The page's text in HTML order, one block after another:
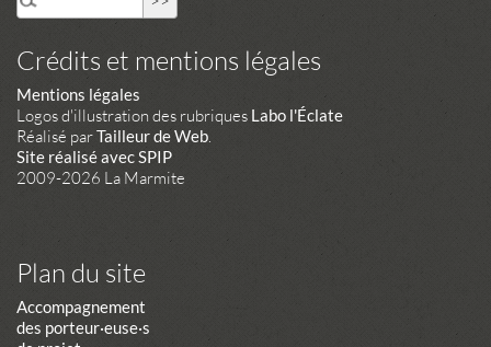
Crédits et mentions légales
Mentions légales
Logos d'illustration des rubriques Labo l'Éclate
Réalisé parTailleur de Web.
Site réalisé avec SPIP
2009-2026 La Marmite
Plan du site
Accompagnement
des porteur·euse·s